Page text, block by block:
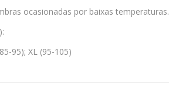
ocasionadas por baixas temperaturas.
95); XL (95-105)